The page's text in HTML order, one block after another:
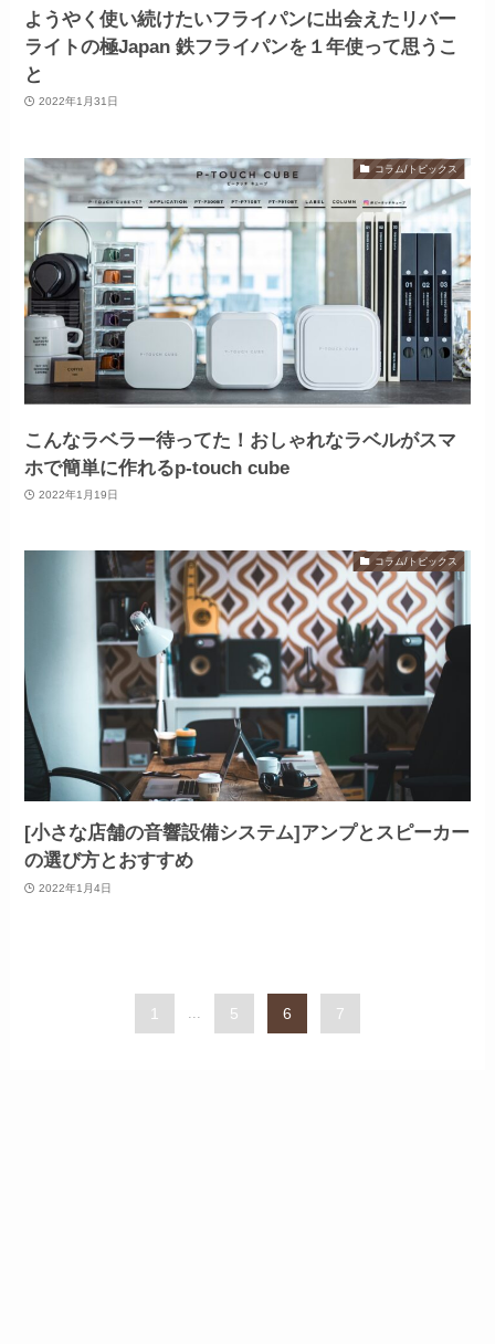
ようやく使い続けたいフライパンに出会えたリバー
ライトの極Japan 鉄フライパンを１年使って思うこ
と
2022年1月31日
コラム/トピックス
こんなラベラー待ってた！おしゃれなラベルがスマ
ホで簡単に作れるp-touch cube
2022年1月19日
コラム/トピックス
[小さな店舗の音響設備システム]アンプとスピーカー
の選び方とおすすめ
2022年1月4日
1 ... 5 6 7